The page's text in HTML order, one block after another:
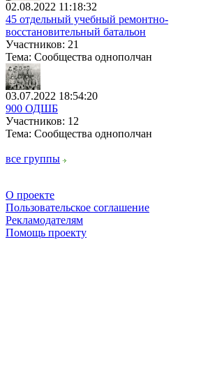
02.08.2022 11:18:32
45 отдельный учебный ремонтно-
восстановительный батальон
Участников: 21
Тема: Сообщества однополчан
03.07.2022 18:54:20
900 ОДШБ
Участников: 12
Тема: Сообщества однополчан
все группы
О проекте
Пользовательское соглашение
Рекламодателям
Помощь проекту